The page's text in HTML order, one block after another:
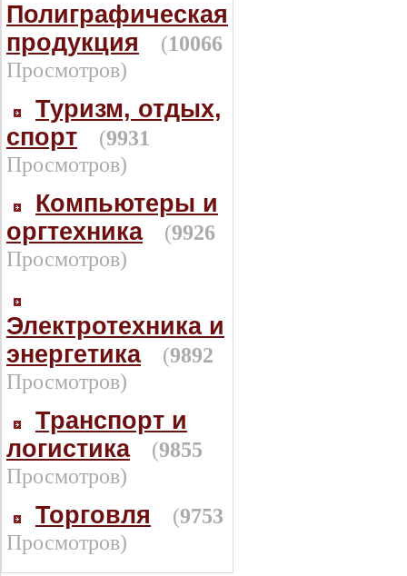
Полиграфическая
продукция
(10066
Просмотров)
Туризм, отдых,
спорт
(9931
Просмотров)
Компьютеры и
оргтехника
(9926
Просмотров)
Электротехника и
энергетика
(9892
Просмотров)
Транспорт и
логистика
(9855
Просмотров)
Торговля (9753
Просмотров)